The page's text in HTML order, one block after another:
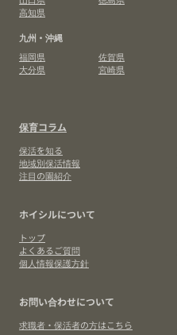
高知県
九州・沖縄
福岡県
佐賀県
大分県
宮崎県
保育コラム
保活を知る
地域別保活情報
注目の園紹介
ホイシルについて
トップ
よくあるご質問
個人情報保護方針
お問い合わせについて
求職者・保活者の方はこちら